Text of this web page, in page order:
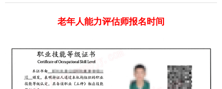
老年人能力评估师报名时间